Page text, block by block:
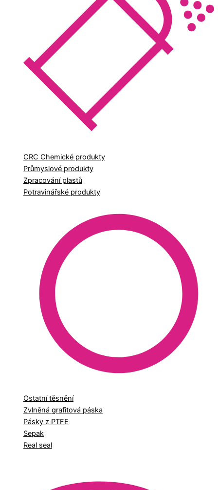
CRC Chemické produkty
Průmyslové produkty
Zpracování plastů
Potravinářské produkty
Ostatní těsnění
Zvlněná grafitová páska
Pásky z PTFE
Sepak
Real seal